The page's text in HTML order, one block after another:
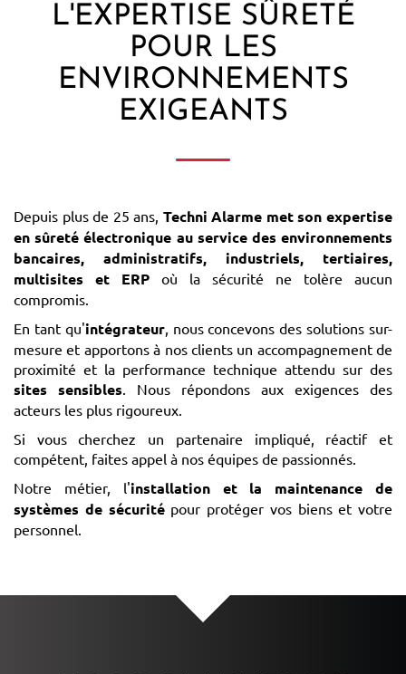
L'EXPERTISE SÛRETÉ
POUR LES
ENVIRONNEMENTS
EXIGEANTS
Depuis plus de 25 ans, Techni Alarme met son expertise
en sûreté électronique au service des environnements
bancaires, administratifs, industriels, tertiaires,
multisites et ERP où la sécurité ne tolère aucun
compromis.
En tant qu'intégrateur, nous concevons des solutions sur-
mesure et apportons à nos clients un accompagnement de
proximité et la performance technique attendu sur des
sites sensibles . Nous répondons aux exigences des
acteurs les plus rigoureux.
Si vous cherchez un partenaire impliqué, réactif et
compétent, faites appel à nos équipes de passionnés.
Notre métier, l'installation et la maintenance de
systèmes de sécuritépour protéger vos biens et votre
personnel.